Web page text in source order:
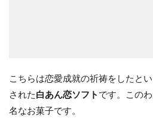
こちらは恋愛成就の祈祷をしたと
された白あん恋ソフト です。この
名なお菓子です。